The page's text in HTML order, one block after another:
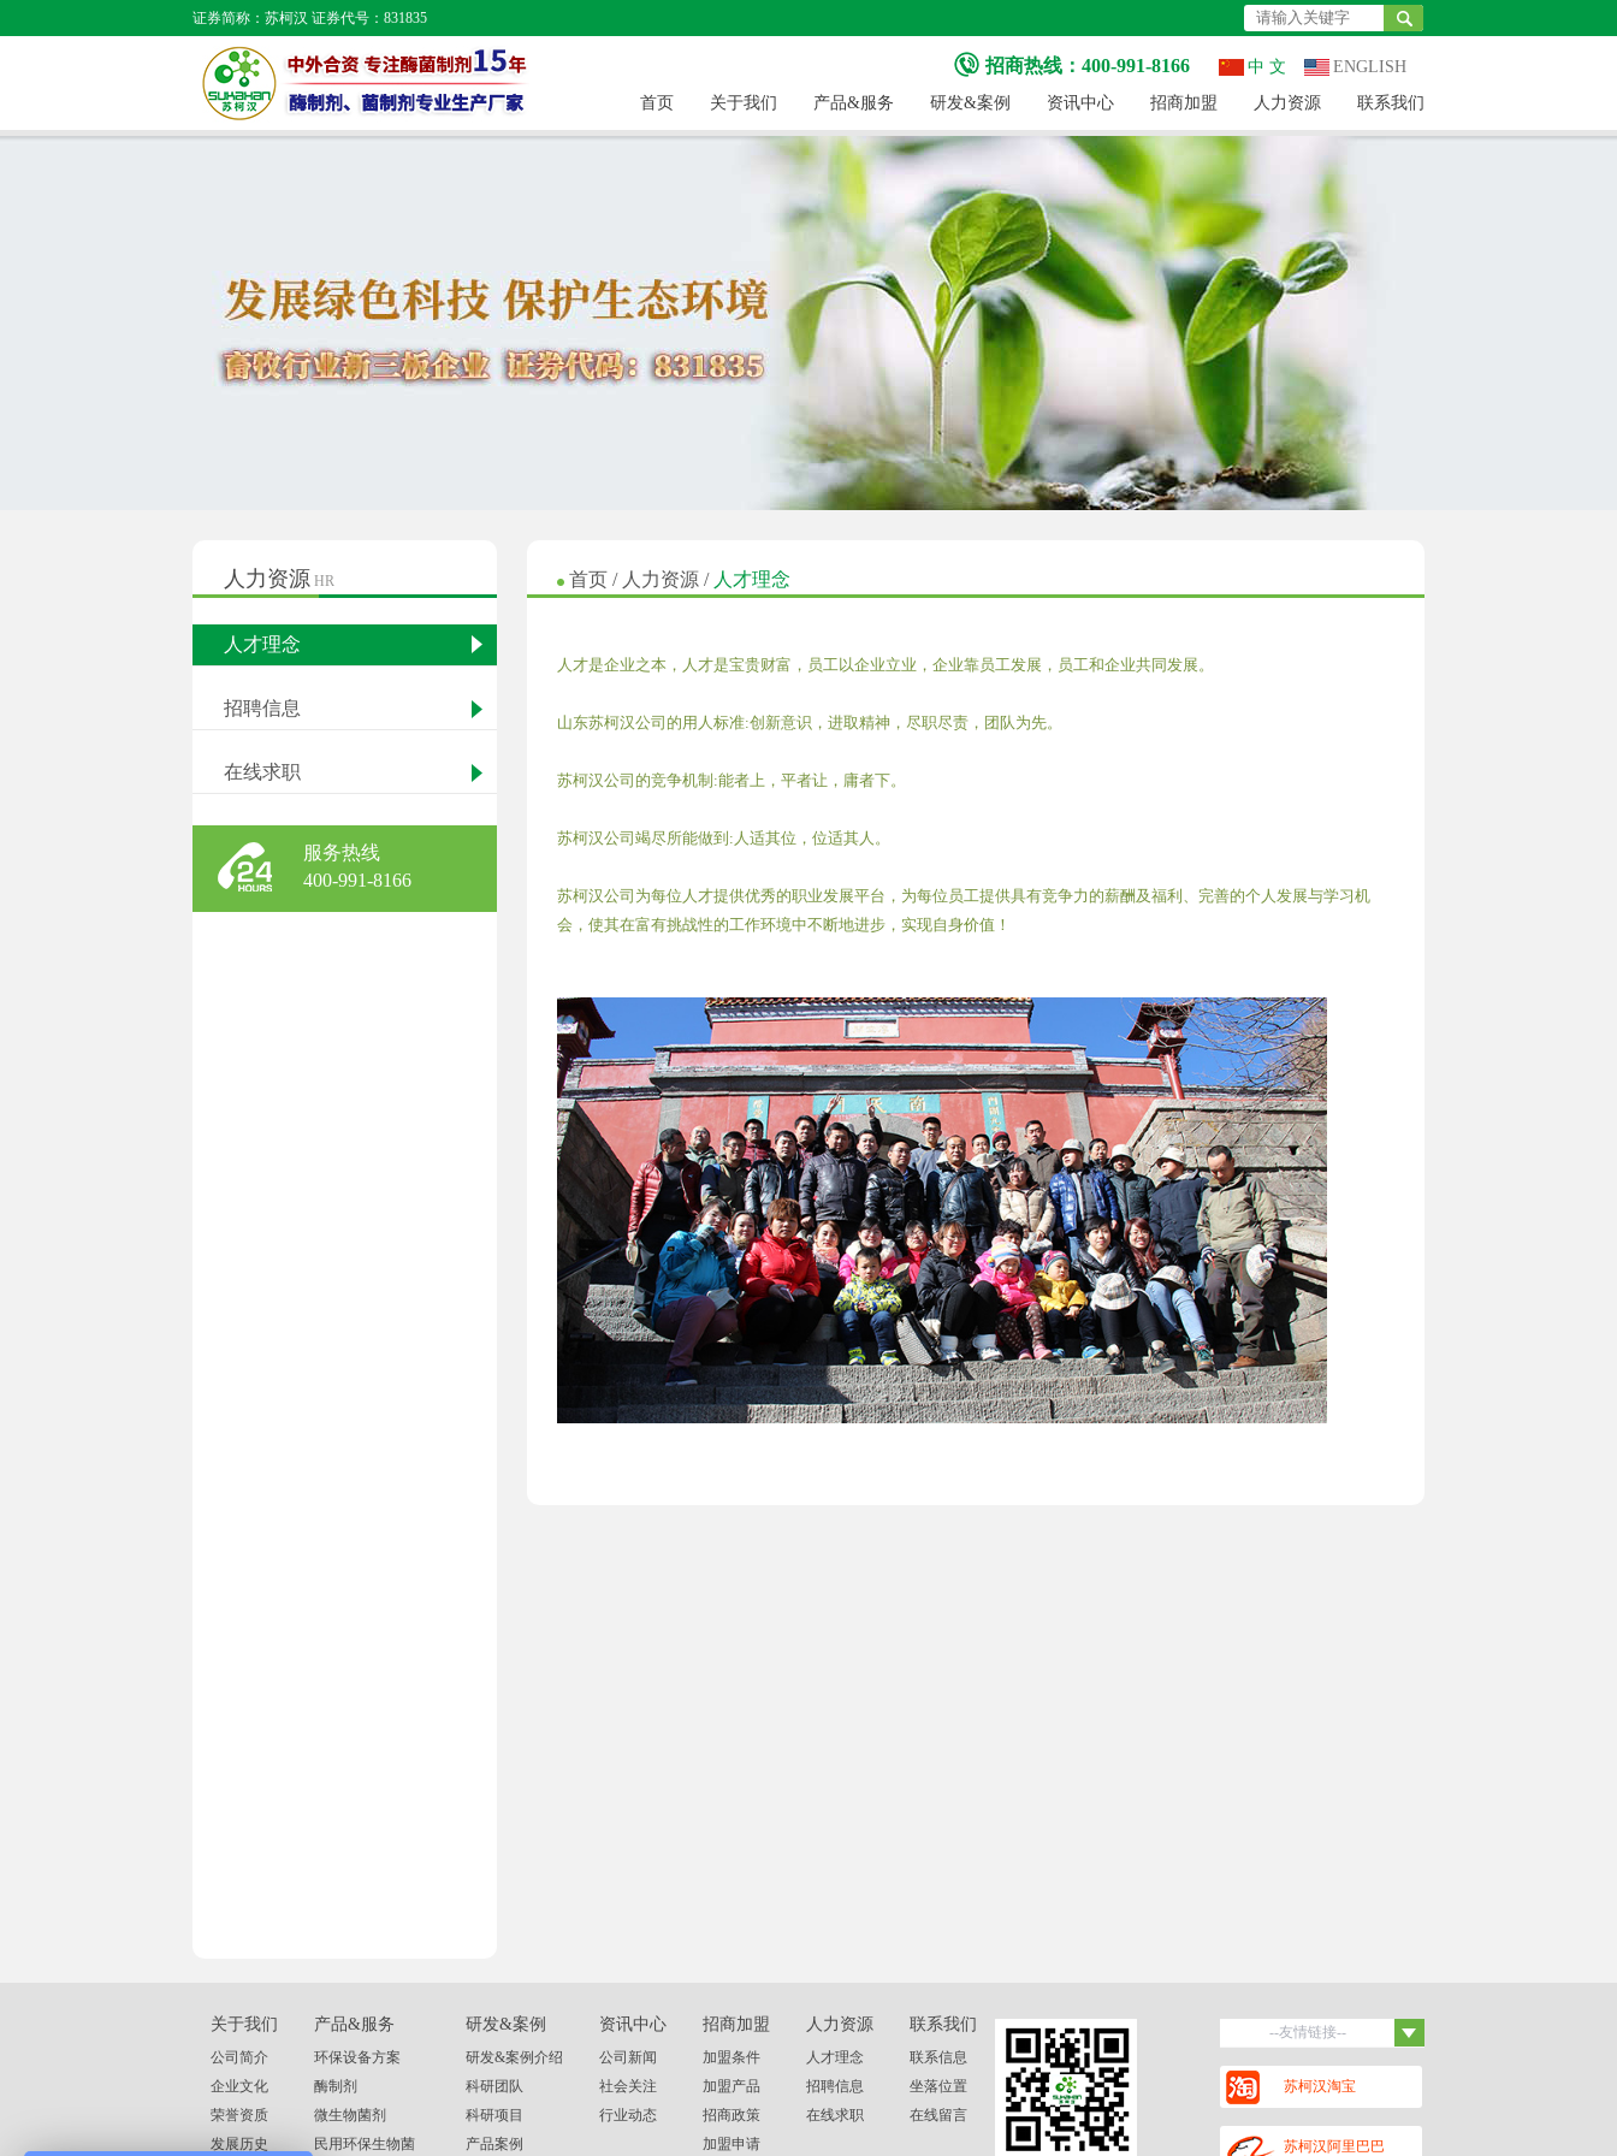
证券简称：苏柯汉 证券代号：831835
招商热线：400-991-8166 中 文
ENGLISH
首页
关于我们 产品&服务 研发&案例 资讯中心 招商加盟 人力资源 联系我们
人力资源 HR
人才理念
招聘信息
在线求职
服务热线
400-991-8166
首页 / 人力资源 / 人才理念
人才是企业之本，人才是宝贵财富，员工以企业立业，企业靠员工发展，员工和企业共同发展。
山东苏柯汉公司的用人标准:创新意识，进取精神，尽职尽责，团队为先。
苏柯汉公司的竞争机制:能者上，平者让，庸者下。
苏柯汉公司竭尽所能做到:人适其位，位适其人。
苏柯汉公司为每位人才提供优秀的职业发展平台，为每位员工提供具有竞争力的薪酬及福利、完善的个人发展与学习机
会，使其在富有挑战性的工作环境中不断地进步，实现自身价值！
关于我们
公司简介
企业文化
荣誉资质
发展历史
产品&服务
环保设备方案
酶制剂
微生物菌剂
民用环保生物菌
研发&案例
研发&案例介绍
科研团队
科研项目
产品案例
资讯中心
公司新闻
社会关注
行业动态
招商加盟
加盟条件
加盟产品
招商政策
加盟申请
人力资源
人才理念
招聘信息
在线求职
联系我们
联系信息
坐落位置
在线留言
--友情链接--
保罗蒂姆汉
潍坊招聘网
苏柯汉淘宝
苏柯汉阿里巴巴